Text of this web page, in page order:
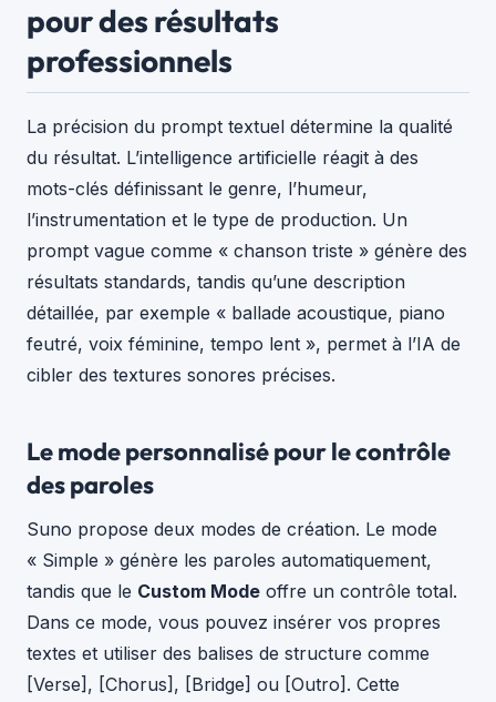
pour des résultats
professionnels
La précision du prompt textuel détermine la qualité
du résultat. L’intelligence artificielle réagit à des
mots-clés définissant le genre, l’humeur,
l’instrumentation et le type de production. Un
prompt vague comme « chanson triste » génère des
résultats standards, tandis qu’une description
détaillée, par exemple « ballade acoustique, piano
feutré, voix féminine, tempo lent », permet à l’IA de
cibler des textures sonores précises.
Le mode personnalisé pour le contrôle
des paroles
Suno propose deux modes de création. Le mode
« Simple » génère les paroles automatiquement,
tandis que le Custom Mode offre un contrôle total.
Dans ce mode, vous pouvez insérer vos propres
textes et utiliser des balises de structure comme
[Verse], [Chorus], [Bridge] ou [Outro]. Cette